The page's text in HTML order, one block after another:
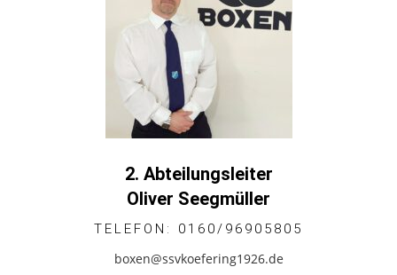
2. Abteilungsleiter
Oliver Seegmüller
TELEFON: 0160/96905805
boxen@ssvkoefering1926.de